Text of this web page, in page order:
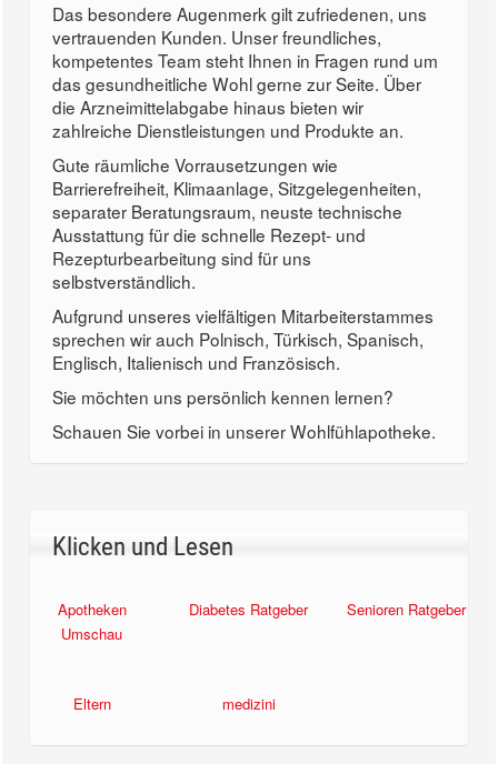
Das besondere Augenmerk gilt zufriedenen, uns
vertrauenden Kunden. Unser freundliches,
kompetentes Team steht Ihnen in Fragen rund um
das gesundheitliche Wohl gerne zur Seite. Über
die Arzneimittelabgabe hinaus bieten wir
zahlreiche Dienstleistungen und Produkte an.
Gute räumliche Vorrausetzungen wie
Barrierefreiheit, Klimaanlage, Sitzgelegenheiten,
separater Beratungsraum, neuste technische
Ausstattung für die schnelle Rezept- und
Rezepturbearbeitung sind für uns
selbstverständlich.
Aufgrund unseres vielfältigen Mitarbeiterstammes
sprechen wir auch Polnisch, Türkisch, Spanisch,
Englisch, Italienisch und Französisch.
Sie möchten uns persönlich kennen lernen?
Schauen Sie vorbei in unserer Wohlfühlapotheke.
Klicken und Lesen
Apotheken
Umschau
Diabetes Ratgeber Senioren Ratgeber
Eltern medizini